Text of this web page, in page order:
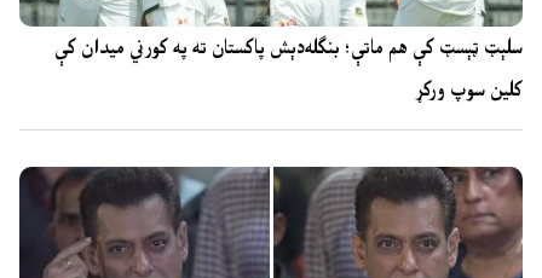
سلېټ ټېسټ کې هم ماتې؛ بنګله‌دېش پاکستان ته په کورني میدان کې
کلین سوپ ورکړ